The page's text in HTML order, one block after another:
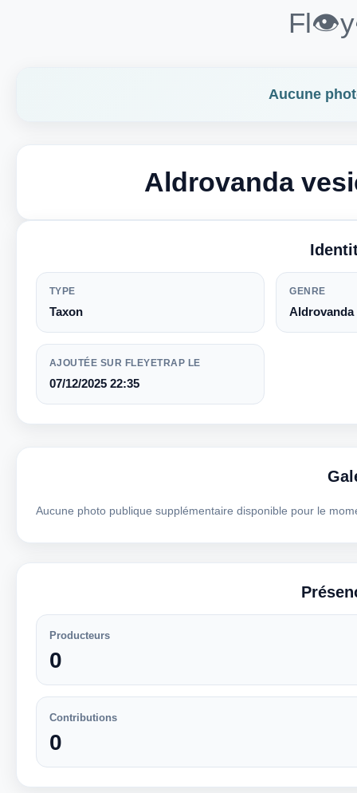
Aucune
Aldrovanda
TYPE
Taxon
GENRE
Aldrovanda
AJOUTÉE SUR FLEYETRAP LE
07/12/2025 22:35
Aucune photo publique supplémentaire disponible pour le
Producteurs
0
Contributions
0